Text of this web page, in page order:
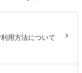
用方法について